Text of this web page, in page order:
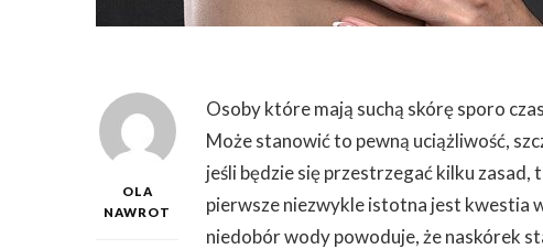
OLA
NAWROT
Osoby które mają suchą skórę sporo
Może stanowić to pewną uciążliwość,
jeśli będzie się przestrzegać kilku
pierwsze niezwykle istotna jest kwestia
niedobór wody powoduje, że naskórek